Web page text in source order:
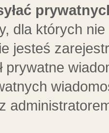
dla których
jesteś
prywatne